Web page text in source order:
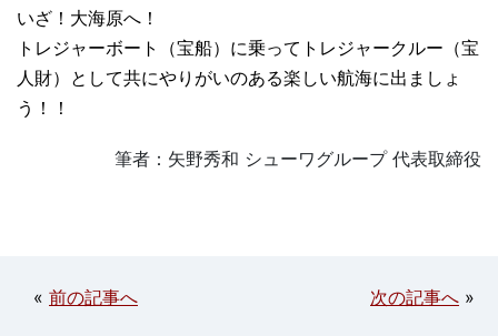
いざ！大海原へ！
トレジャーボート（宝船）に乗ってトレジャークルー（宝
人財）として共にやりがいのある楽しい航海に出ましょ
う！！
筆者：矢野秀和 シューワグループ 代表取締役
« 前の記事へ 次の記事へ »